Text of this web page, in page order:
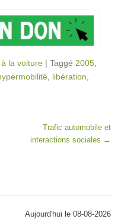
la voiture | Taggé 2005
libération
Trafic automobile et
interactions sociales →
Aujourd'hui le 08-08-2026